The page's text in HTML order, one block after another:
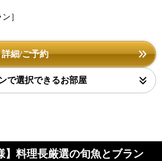
］
詳細/ご予約
で選択できるお部屋
】料理長厳選の旬魚とブラン